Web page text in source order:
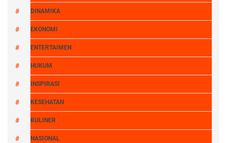
DINAMIKA
EKONOMI
ENTERTAIMEN
HUKUM
INSPIRASI
KESEHATAN
KULINER
NASIONAL